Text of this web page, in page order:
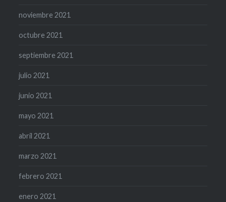
noviembre 2021
octubre 2021
septiembre 2021
julio 2021
junio 2021
mayo 2021
abril 2021
marzo 2021
febrero 2021
enero 2021